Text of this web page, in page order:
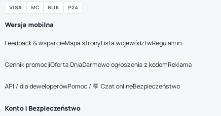
VISA MC BLIK P24
Wersja mobilna
Feedback & wsparcieMapa stronyLista województwRegulamin
Cennik promocjiOferta DniaDarmowe ogłoszenia z kodemReklama
API / dla deweloperówPomoc / 💬 Czat onlineBezpieczeństwo
Konto i Bezpieczeństwo